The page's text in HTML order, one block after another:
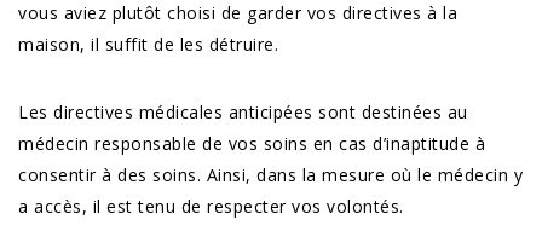
vous aviez plutôt choisi de garder vos directives à la
maison, il suffit de les détruire.
Les directives médicales anticipées sont destinées au
médecin responsable de vos soins en cas d’inaptitude à
consentir à des soins. Ainsi, dans la mesure où le médecin y
a accès, il est tenu de respecter vos volontés.